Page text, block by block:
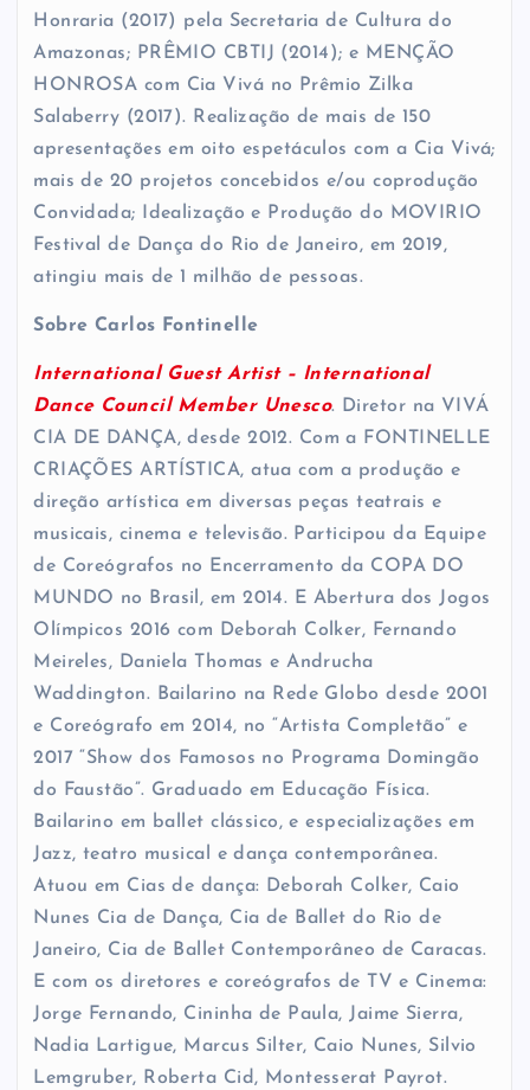
Honraria (2017) pela Secretaria de Cultura do
Amazonas; PRÊMIO CBTIJ (2014); e MENÇÃO
HONROSA com Cia Vivá no Prêmio Zilka
Salaberry (2017). Realização de mais de 150
apresentações em oito espetáculos com a Cia Vivá;
mais de 20 projetos concebidos e/ou coprodução
Convidada; Idealização e Produção do MOVIRIO
Festival de Dança do Rio de Janeiro, em 2019,
atingiu mais de 1 milhão de pessoas.
Sobre Carlos Fontinelle
International Guest Artist – International
Dance Council Member Unesco. Diretor na VIVÁ
CIA DE DANÇA, desde 2012. Com a FONTINELLE
CRIAÇÕES ARTÍSTICA, atua com a produção e
direção artística em diversas peças teatrais e
musicais, cinema e televisão. Participou da Equipe
de Coreógrafos no Encerramento da COPA DO
MUNDO no Brasil, em 2014. E Abertura dos Jogos
Olímpicos 2016 com Deborah Colker, Fernando
Meireles, Daniela Thomas e Andrucha
Waddington. Bailarino na Rede Globo desde 2001
e Coreógrafo em 2014, no “Artista Completão” e
2017 “Show dos Famosos no Programa Domingão
do Faustão”. Graduado em Educação Física.
Bailarino em ballet clássico, e especializações em
Jazz, teatro musical e dança contemporânea.
Atuou em Cias de dança: Deborah Colker, Caio
Nunes Cia de Dança, Cia de Ballet do Rio de
Janeiro, Cia de Ballet Contemporâneo de Caracas.
E com os diretores e coreógrafos de TV e Cinema:
Jorge Fernando, Cininha de Paula, Jaime Sierra,
Nadia Lartigue, Marcus Silter, Caio Nunes, Silvio
Lemgruber, Roberta Cid, Montesserat Payrot.